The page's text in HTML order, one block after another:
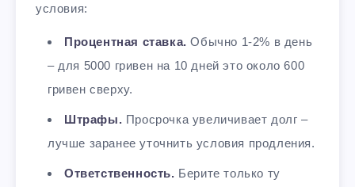
условия:
Процентная ставка. Обычно 1-2% в день
– для 5000 гривен на 10 дней это около 600
гривен сверху.
Штрафы. Просрочка увеличивает долг –
лучше заранее уточнить условия продления.
Ответственность. Берите только ту